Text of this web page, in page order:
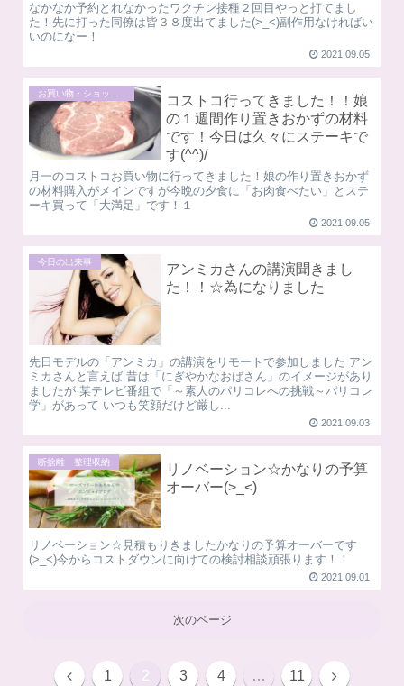
なかなか予約とれなかったワクチン接種２回目やっと打てまし
た！先に打った同僚は皆３８度出てました(>_<)副作用なければい
いのになー！
2021.09.05
コストコ行ってきました！！娘
の１週間作り置きおかずの材料
です！今日は久々にステーキで
す(^^)/
月一のコストコお買い物に行ってきました！娘の作り置きおかず
の材料購入がメインですが今晩の夕食に「お肉食べたい」とステ
ーキ買って「大満足」です！１
2021.09.05
今日の出来事
アンミカさんの講演聞きまし
た！！☆為になりました
先日モデルの「アンミカ」の講演をリモートで参加しました アン
ミカさんと言えば 昔は「にぎやかなおばさん」のイメージがあり
ましたが 某テレビ番組で「～素人のパリコレへの挑戦～パリコレ
学」があって いつも笑顔だけど厳し...
2021.09.03
断捨離 整理収納
リノベーション☆かなりの予算
オーバー(>_<)
リノベーション☆見積もりきましたかなりの予算オーバーです
(>_<)今からコストダウンに向けての検討相談頑張ります！！
2021.09.01
次のページ
1 2 3 4 … 11